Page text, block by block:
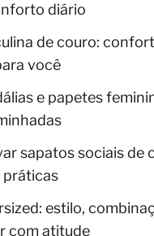
diário
de couro:
você
e papetes
sapatos sociais de
práticas
estilo,
com atitude